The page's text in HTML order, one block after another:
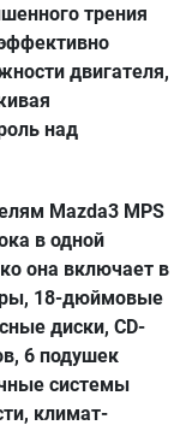
трения
двигателя,
над
Mazda3 MPS
в одной
она включает в
18-дюймовые
диски, CD-
6 подушек
системы
климат-